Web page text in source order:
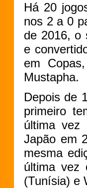
Há 20
nos 2 a 0
de 2016, o
e
em
Mustapha.
Depois de
primeiro
última
Japão em
mesma
última vez
(Tunísia) e